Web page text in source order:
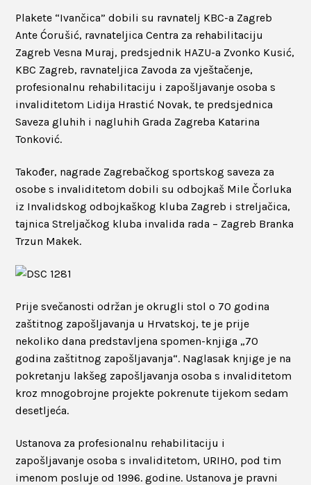
Plakete “Ivančica” dobili su ravnatelj KBC-a Zagreb
Ante Ćorušić, ravnateljica Centra za rehabilitaciju
Zagreb Vesna Muraj, predsjednik HAZU-a Zvonko Kusić,
KBC Zagreb, ravnateljica Zavoda za vještačenje,
profesionalnu rehabilitaciju i zapošljavanje osoba s
invaliditetom Lidija Hrastić Novak, te predsjednica
Saveza gluhih i nagluhih Grada Zagreba Katarina
Tonković.
Također, nagrade Zagrebačkog sportskog saveza za
osobe s invaliditetom dobili su odbojkaš Mile Čorluka
iz Invalidskog odbojkaškog kluba Zagreb i streljačica,
tajnica Streljačkog kluba invalida rada – Zagreb Branka
Trzun Makek.
Prije svečanosti održan je okrugli stol o 70 godina
zaštitnog zapošljavanja u Hrvatskoj, te je prije
nekoliko dana predstavljena spomen-knjiga „70
godina zaštitnog zapošljavanja“. Naglasak knjige je na
pokretanju lakšeg zapošljavanja osoba s invaliditetom
kroz mnogobrojne projekte pokrenute tijekom sedam
desetljeća.
Ustanova za profesionalnu rehabilitaciju i
zapošljavanje osoba s invaliditetom, URIHO, pod tim
imenom posluje od 1996. godine. Ustanova je pravni